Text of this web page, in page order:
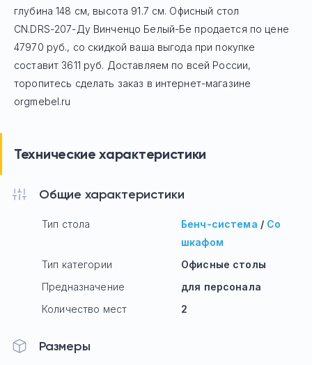
глубина 148 см, высота 91.7 см. Офисный стол
CN.DRS-207-Ду Винченцо Белый-Бе продается по цене
47970 руб., со скидкой ваша выгода при покупке
составит 3611 руб. Доставляем по всей России,
торопитесь сделать заказ в интернет-магазине
orgmebel.ru
Технические характеристики
Общие характеристики
Тип стола Бенч-система / Со
шкафом
Тип категории
Офисные столы
Предназначение
для персонала
Количество мест
2
Размеры